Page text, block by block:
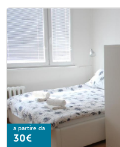
a partire da
30€